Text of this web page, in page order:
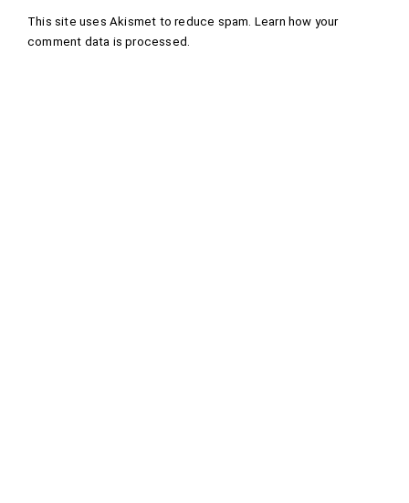
This site uses Akismet to reduce spam. Learn how your
comment data is processed .